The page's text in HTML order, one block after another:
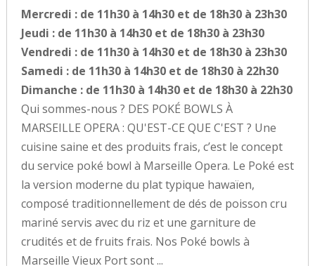
Mercredi : de 11h30 à 14h30 et de 18h30 à 23h30
Jeudi : de 11h30 à 14h30 et de 18h30 à 23h30
Vendredi : de 11h30 à 14h30 et de 18h30 à 23h30
Samedi : de 11h30 à 14h30 et de 18h30 à 22h30
Dimanche : de 11h30 à 14h30 et de 18h30 à 22h30
Qui sommes-nous ? DES POKÉ BOWLS À
MARSEILLE OPERA : QU'EST-CE QUE C'EST ? Une
cuisine saine et des produits frais, c’est le concept
du service poké bowl à Marseille Opera. Le Poké est
la version moderne du plat typique hawaïen,
composé traditionnellement de dés de poisson cru
mariné servis avec du riz et une garniture de
crudités et de fruits frais. Nos Poké bowls à
Marseille Vieux Port sont ...